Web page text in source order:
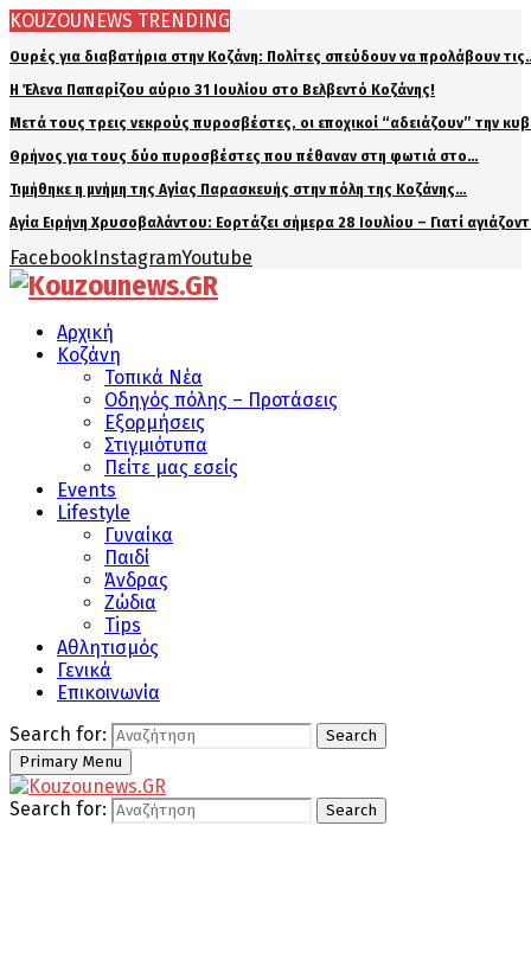
KOUZOUNEWS TRENDING
Ουρές για διαβατήρια στην Κοζάνη: Πολίτες σπεύδουν να προλάβουν
Η Έλενα Παπαρίζου αύριο 31 Ιουλίου στο Βελβεντό Κοζάνης!
Μετά τους τρεις νεκρούς πυροσβέστες, οι εποχικοί “αδειάζουν” την
Θρήνος για τους δύο πυροσβέστες που πέθαναν στη φωτιά στο…
Τιμήθηκε η μνήμη της Αγίας Παρασκευής στην πόλη της Κοζάνης…
Αγία Ειρήνη Χρυσοβαλάντου: Εορτάζει σήμερα 28 Ιουλίου – Γιατί
FacebookInstagramYoutube
Αρχική
Κοζάνη
Τοπικά Νέα
Οδηγός πόλης – Προτάσεις
Εξορμήσεις
Στιγμιότυπα
Πείτε μας εσείς
Events
Lifestyle
Γυναίκα
Παιδί
Άνδρας
Ζώδια
Tips
Αθλητισμός
Γενικά
Επικοινωνία
Search for:
Search
Primary Menu
Search for: Search